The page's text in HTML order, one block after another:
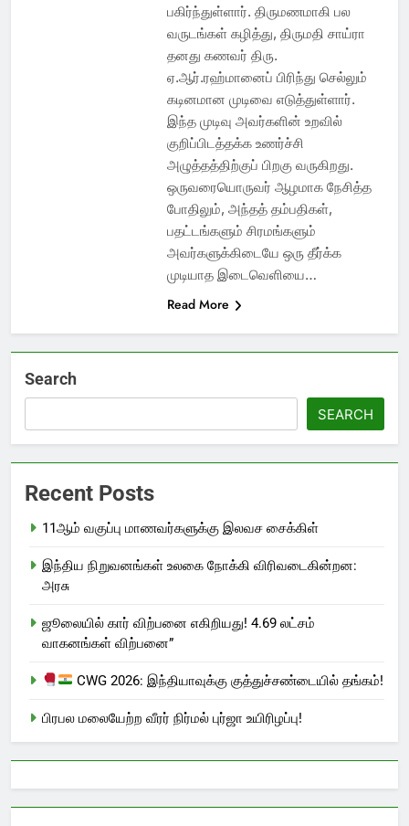
பகிர்ந்துள்ளார். திருமணமாகி பல
வருடங்கள் கழித்து, திருமதி சாய்ரா
தனது கணவர் திரு.
ஏ.ஆர்.ரஹ்மானைப் பிரிந்து செல்லும்
கடினமான முடிவை எடுத்துள்ளார்.
இந்த முடிவு அவர்களின் உறவில்
குறிப்பிடத்தக்க உணர்ச்சி
அழுத்தத்திற்குப் பிறகு வருகிறது.
ஒருவரையொருவர் ஆழமாக நேசித்த
போதிலும், அந்தத் தம்பதிகள்,
பதட்டங்களும் சிரமங்களும்
அவர்களுக்கிடையே ஒரு தீர்க்க
முடியாத இடைவெளியை…
Read More
Search
SEARCH
Recent Posts
11ஆம் வகுப்பு மாணவர்களுக்கு இலவச சைக்கிள்
இந்திய நிறுவனங்கள் உலகை நோக்கி விரிவடைகின்றன:
அரசு
ஜூலையில் கார் விற்பனை எகிறியது! 4.69 லட்சம்
வாகனங்கள் விற்பனை”
CWG 2026: இந்தியாவுக்கு குத்துச்சண்டையில் தங்கம்!
பிரபல மலையேற்ற வீரர் நிர்மல் புர்ஜா உயிரிழப்பு!